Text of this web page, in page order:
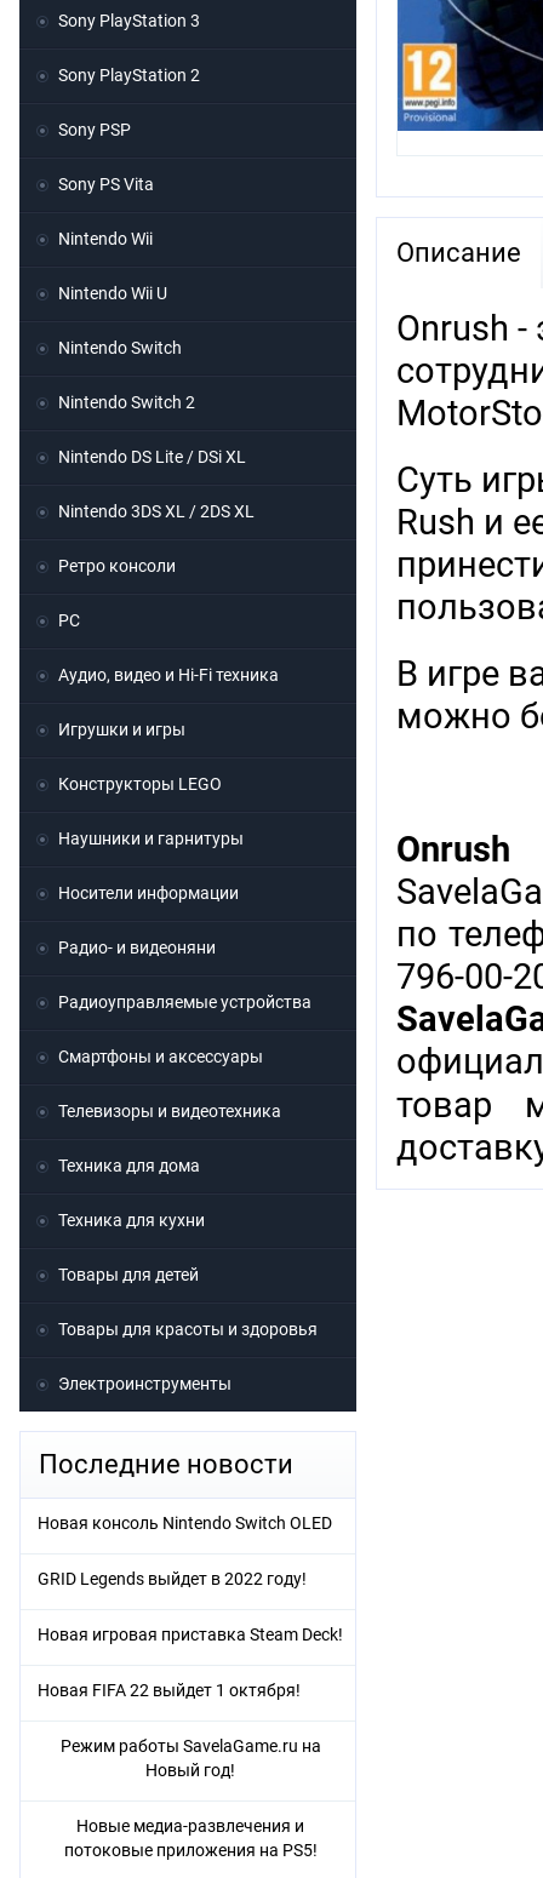
Описание
Onrush
Суть
Rush и
В игре
можно
по
796-00-
товар
Sony PlayStation 3
Sony PlayStation 2
Sony PSP
Sony PS Vita
Nintendo Wii
Nintendo Wii U
Nintendo Switch
Nintendo Switch 2
Nintendo DS Lite / DSi XL
Nintendo 3DS XL / 2DS XL
Ретро консоли
PC
Аудио, видео и Hi-Fi техника
Игрушки и игры
Конструкторы LEGO
Наушники и гарнитуры
Носители информации
Радио- и видеоняни
Радиоуправляемые устройства
Смартфоны и аксессуары
Телевизоры и видеотехника
Техника для дома
Техника для кухни
Товары для детей
Товары для красоты и здоровья
Электроинструменты
Последние новости
Новая консоль Nintendo Switch OLED
GRID Legends выйдет в 2022 году!
Новая игровая приставка Steam Deck!
Новая FIFA 22 выйдет 1 октября!
Режим работы SavelaGame.ru на
Новый год!
Новые медиа-развлечения и
потоковые приложения на PS5!